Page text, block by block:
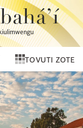
TOVUTI ZOTE